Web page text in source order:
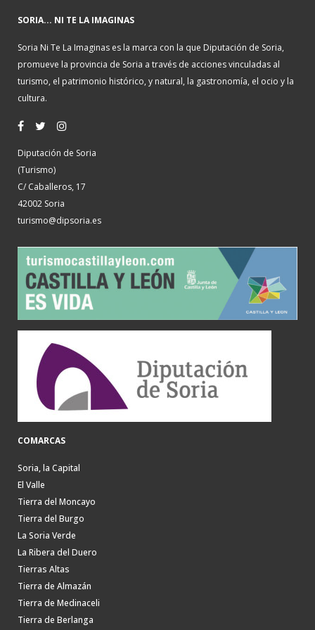
SORIA... NI TE LA IMAGINAS
Soria Ni Te La Imaginas es la marca con la que Diputación de Soria,
promueve la provincia de Soria a través de acciones vinculadas al
turismo, el patrimonio histórico, y natural, la gastronomía, el ocio y la
cultura.
Diputación de Soria
(Turismo)
C/ Caballeros, 17
42002 Soria
turismo@dipsoria.es
COMARCAS
Soria, la Capital
El Valle
Tierra del Moncayo
Tierra del Burgo
La Soria Verde
La Ribera del Duero
Tierras Altas
Tierra de Almazán
Tierra de Medinaceli
Tierra de Berlanga